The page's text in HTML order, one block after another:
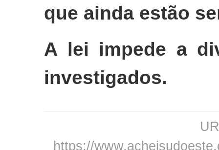
que ainda estão
A lei impede a
investigados.
https://